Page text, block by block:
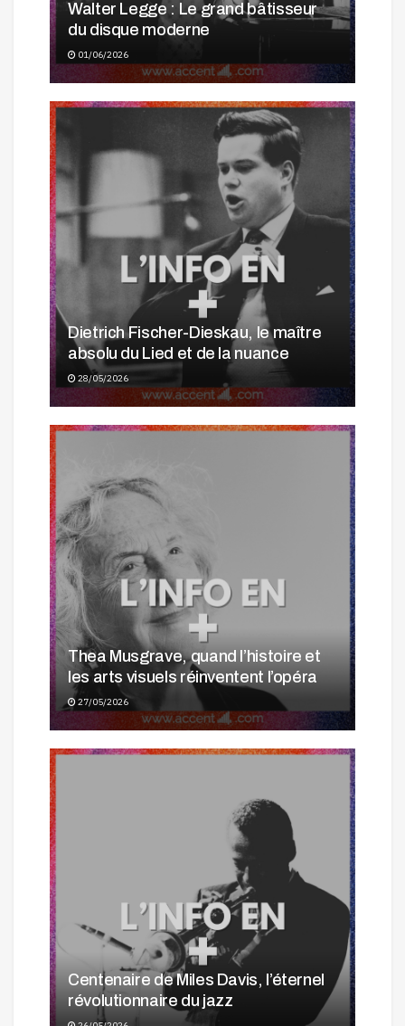
Walter Legge : Le grand bâtisseur
du disque moderne
01/06/2026
Dietrich Fischer-Dieskau, le maître
absolu du Lied et de la nuance
28/05/2026
Thea Musgrave, quand l’histoire et
les arts visuels réinventent l’opéra
27/05/2026
Centenaire de Miles Davis, l’éternel
révolutionnaire du jazz